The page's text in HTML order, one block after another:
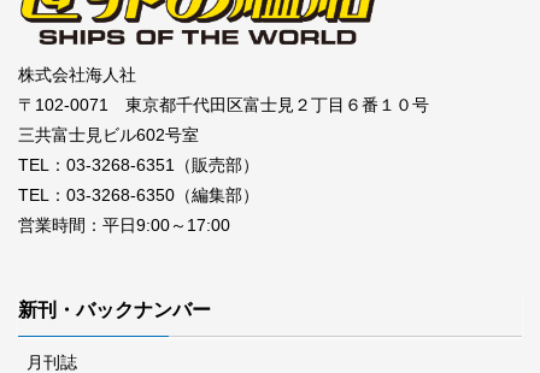
株式会社海人社
〒102-0071 東京都千代田区富士見２丁目６番１０号
三共富士見ビル602号室
TEL：03-3268-6351（販売部）
TEL：03-3268-6350（編集部）
営業時間：平日9:00～17:00
新刊・バックナンバー
月刊誌